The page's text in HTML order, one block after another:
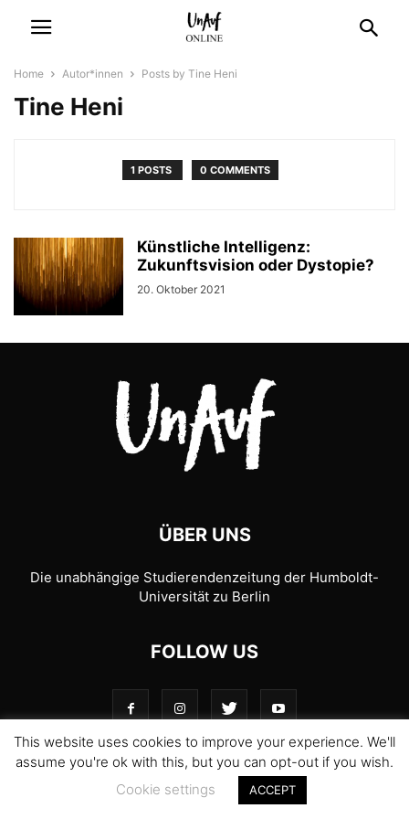
Home Autor*innen Posts by Tine Heni
Tine Heni
1 POSTS 0 COMMENTS
Künstliche Intelligenz:
Zukunftsvision oder Dystopie?
20. Oktober 2021
ÜBER UNS
Die unabhängige Studierendenzeitung der Humboldt-
Universität zu Berlin
FOLLOW US
© 1989-2026 UnAufgefordert
This website uses cookies to improve your experience. We'll
assume you're ok with this, but you can opt-out if you wish.
Cookie settings
ACCEPT